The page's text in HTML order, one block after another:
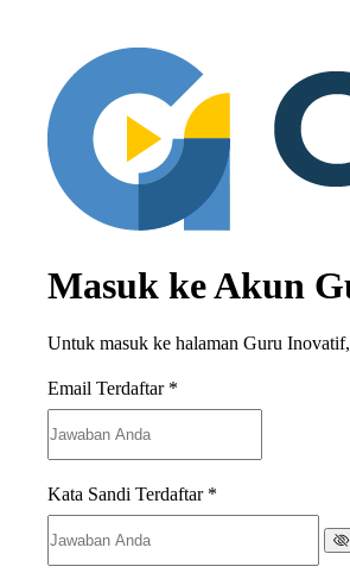
Masuk ke Akun
Untuk masuk ke halaman Guru
Email Terdaftar *
Kata Sandi Terdaftar *